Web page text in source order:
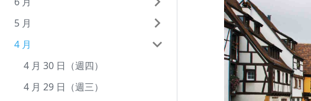
12 月 25 日（週五）
12 月 24 日（週四）
12 月 23 日（週三）
12 月 22 日（週二）
11 月 25 日（週三）
11 月 24 日（週二）
11 月 23 日（週一）
11 月 22 日（週日）
10 月 27 日（週二）
10 月 26 日（週一）
10 月 25 日（週日）
10 月 24 日（週六）
9 月 27 日（週日）
9 月 26 日（週六）
9 月 25 日（週五）
9 月 24 日（週四）
8 月 29 日（週六）
8 月 28 日（週五）
8 月 27 日（週四）
8 月 26 日（週三）
7 月 30 日（週四）
7 月 29 日（週三）
7 月 28 日（週二）
7 月 27 日（週一）
6 月 30 日（週二）
6 月 29 日（週一）
6 月 28 日（週日）
6 月 27 日（週六）
5 月
5 月 31 日（週日）
5 月 30 日（週六）
5 月 29 日（週五）
4 月
4 月 30 日（週四）
4 月 29 日（週三）